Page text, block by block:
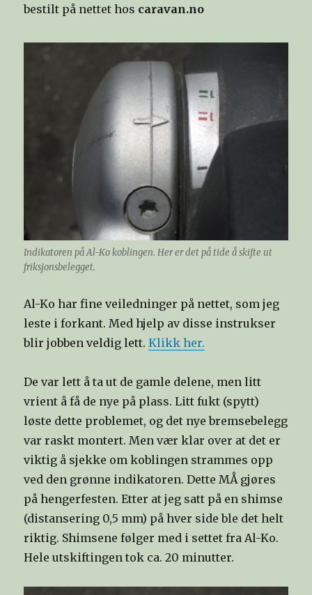
bestilt på nettet hos caravan.no
Indikatoren på Al-Ko koblingen. Her er det på tide å skifte ut
friksjonsbelegget.
Al-Ko har fine veiledninger på nettet, som jeg
leste i forkant. Med hjelp av disse instrukser
blir jobben veldig lett.Klikk her.
De var lett å ta ut de gamle delene, men litt
vrient å få de nye på plass. Litt fukt (spytt)
løste dette problemet, og det nye bremsebelegg
var raskt montert. Men vær klar over at det er
viktig å sjekke om koblingen strammes opp
ved den grønne indikatoren. Dette MÅ gjøres
på hengerfesten. Etter at jeg satt på en shimse
(distansering 0,5 mm) på hver side ble det helt
riktig. Shimsene følger med i settet fra Al-Ko.
Hele utskiftingen tok ca. 20 minutter.